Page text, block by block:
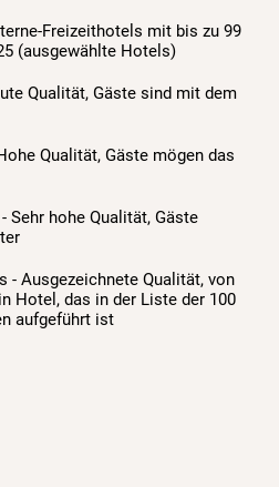
Freizeithotels mit bis zu 99
(ausgewählte Hotels)
Qualität, Gäste sind mit dem
Qualität, Gäste mögen das
Sehr hohe Qualität, Gäste
- Ausgezeichnete Qualität, von
Hotel, das in der Liste der 100
aufgeführt ist